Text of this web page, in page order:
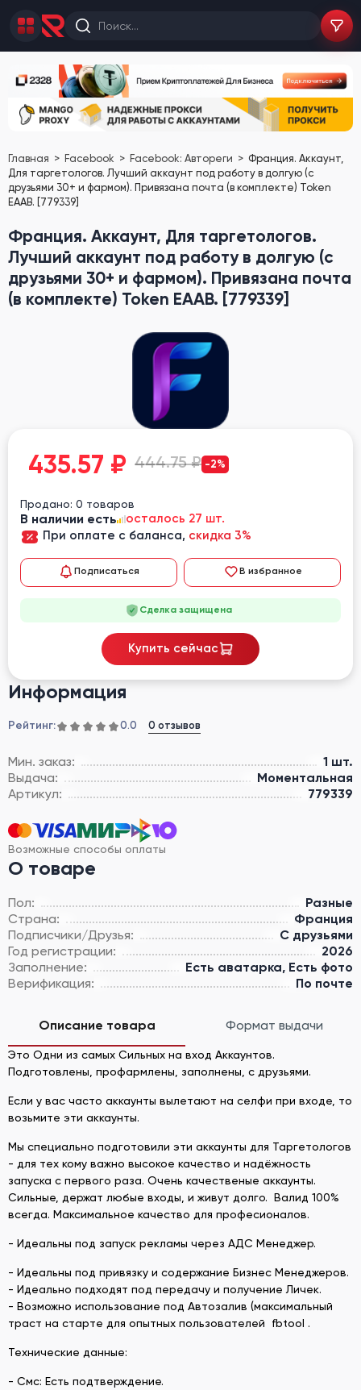
Главная Facebook Facebook: Автореги
Франция. Аккаунт,
Для таргетологов. Лучший аккаунт под работу в долгую (с
друзьями 30+ и фармом). Привязана почта (в комплекте) Token
EAAB. [779339]
Франция. Аккаунт, Для таргетологов.
Лучший аккаунт под работу в долгую (с
друзьями 30+ и фармом). Привязана почта
(в комплекте) Token EAAB. [779339]
Информация
Рейтинг: 0.0 0 отзывов
Мин. заказ:
1 шт.
Выдача:
Моментальная
Артикул:
779339
Возможные способы оплаты
О товаре
Пол:
Разные
Страна:
Франция
Подписчики/Друзья:
С друзьями
Год регистрации:
2026
Заполнение:
Есть аватарка, Есть фото
Верификация:
По почте
435.57 ₽ 444.75 ₽ -2%
Продано: 0 товаров
В наличии есть
осталось 27 шт.
При оплате с баланса, скидка 3%
Подписаться В избранное
Сделка защищена
Купить сейчас
Описание товара Формат выдачи
Это Одни из самых Cильных на вход Аккаунтов.
Подготовлены, профармлены, заполнены, с друзьями.
Если у вас часто аккаунты вылетают на селфи при входе, то
возьмите эти аккаунты.
Мы специально подготовили эти аккаунты для Таргетологов
- для тех кому важно высокое качество и надёжность
запуска с первого раза. Очень качественые аккаунты.
Сильные, держат любые входы, и живут долго. Валид 100%
всегда. Максимальное качество для професионалов.
- Идеальны под запуск рекламы через АДС Менеджер.
- Идеальны под привязку и содержание Бизнес Менеджеров.
- Идеально подходят под передачу и получение Личек.
- Возможно использование под Автозалив (максимальный
траст на старте для опытных пользователей fbtool .
Технические данные:
- Смс: Есть подтверждение.